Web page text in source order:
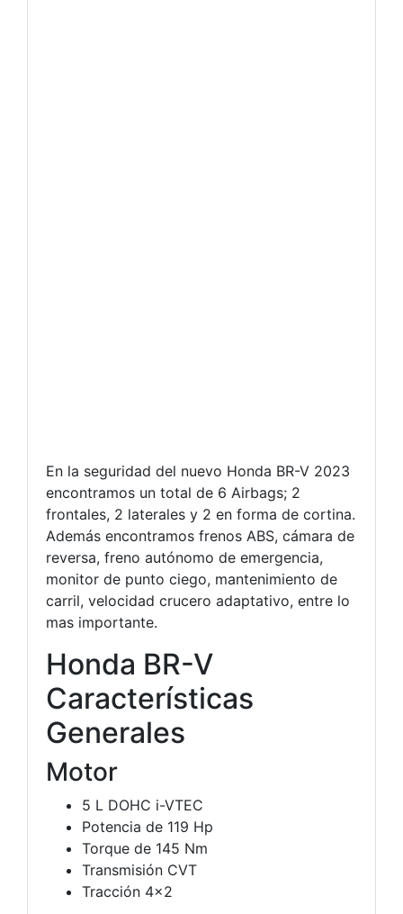
En la seguridad del nuevo Honda BR-V 2023
encontramos un total de 6 Airbags; 2
frontales, 2 laterales y 2 en forma de cortina.
Además encontramos frenos ABS, cámara de
reversa, freno autónomo de emergencia,
monitor de punto ciego, mantenimiento de
carril, velocidad crucero adaptativo, entre lo
mas importante.
Honda BR-V
Características
Generales
Motor
5 L DOHC i-VTEC
Potencia de 119 Hp
Torque de 145 Nm
Transmisión CVT
Tracción 4×2